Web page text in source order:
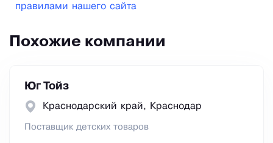
правилами нашего сайта
Похожие компании
Юг Тойз
Краснодарский край, Краснодар
Поставщик детских товаров